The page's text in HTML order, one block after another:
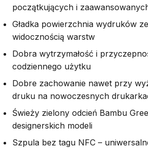
początkujących i
Gładka powierzchnia wydruków
widocznością warstw
Dobra wytrzymałość i
codziennego użytku
Dobre zachowanie nawet przy
druku na nowoczesnych
Świeży zielony odcień Bambu
designerskich modeli
Szpula bez tagu NFC –